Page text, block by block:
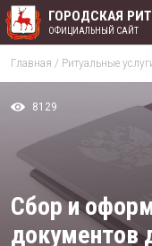
ГОРОДСКАЯ
ОФИЦИАЛЬНЫЙ САЙТ
Главная / Ритуальные
Сбор и
документов
8129